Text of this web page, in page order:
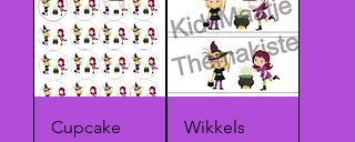
Cupcake
Wikkels